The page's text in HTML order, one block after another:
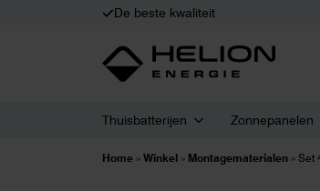
De beste kwaliteit
Thuisbatterijen Zonnepanelen
Home » Winkel » Montagematerialen » Set